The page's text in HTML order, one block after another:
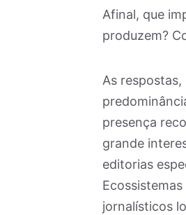
Afinal, que
produzem?
As
presença
grande
editorias
jornalísticos